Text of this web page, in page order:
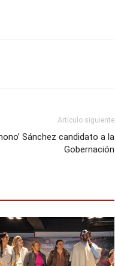
Artículo siguiente
Sánchez candidato a la
Gobernación